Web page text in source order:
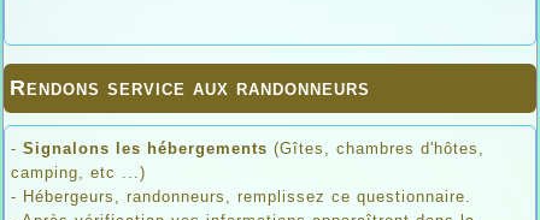
Rendons service aux randonneurs
- Signalons les hébergements (Gîtes, chambres d'hôtes,
camping, etc ...)
- Hébergeurs, randonneurs, remplissez ce questionnaire.